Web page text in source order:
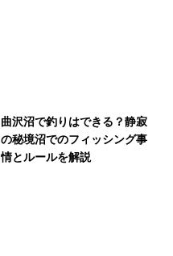
曲沢沼で釣りはできる？静寂
の秘境沼でのフィッシング事
情とルールを解説